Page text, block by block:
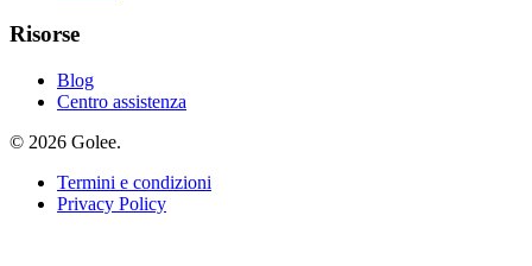
Risorse
Blog
Centro assistenza
© 2026 Golee.
Termini e condizioni
Privacy Policy